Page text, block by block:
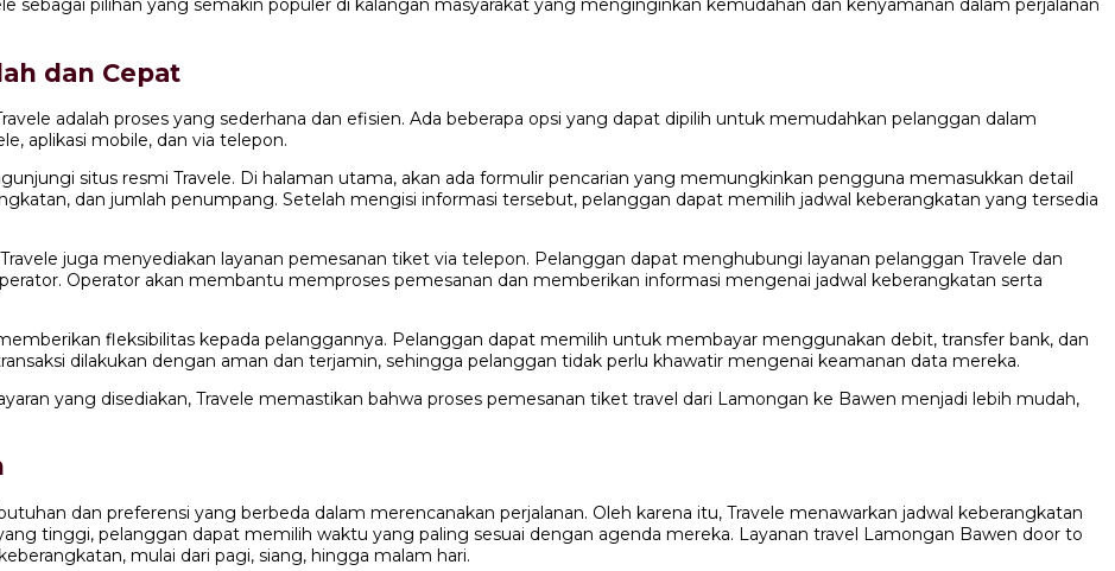
sebagai pilihan yang semakin populer di kalangan masyarakat yang menginginkan kemudahan dan kenyamanan dalam perjalanan
dan Cepat
adalah proses yang sederhana dan efisien. Ada beberapa opsi yang dapat dipilih untuk memudahkan pelanggan dalam
aplikasi mobile, dan via telepon.
situs resmi Travele. Di halaman utama, akan ada formulir pencarian yang memungkinkan pengguna memasukkan detail
dan jumlah penumpang. Setelah mengisi informasi tersebut, pelanggan dapat memilih jadwal keberangkatan yang tersedia
juga menyediakan layanan pemesanan tiket via telepon. Pelanggan dapat menghubungi layanan pelanggan Travele dan
Operator akan membantu memproses pemesanan dan memberikan informasi mengenai jadwal keberangkatan serta
fleksibilitas kepada pelanggannya. Pelanggan dapat memilih untuk membayar menggunakan debit, transfer bank, dan
dilakukan dengan aman dan terjamin, sehingga pelanggan tidak perlu khawatir mengenai keamanan data mereka.
yang disediakan, Travele memastikan bahwa proses pemesanan tiket travel dari Lamongan ke Bawen menjadi lebih mudah,
dan preferensi yang berbeda dalam merencanakan perjalanan. Oleh karena itu, Travele menawarkan jadwal keberangkatan
tinggi, pelanggan dapat memilih waktu yang paling sesuai dengan agenda mereka. Layanan travel Lamongan Bawen door to
mulai dari pagi, siang, hingga malam hari.